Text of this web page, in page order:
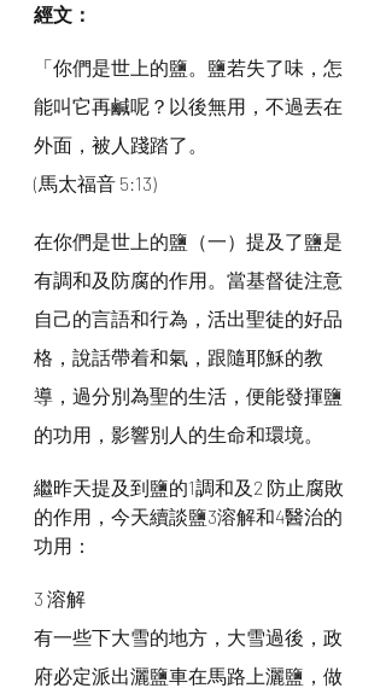
經文：
「你們是世上的鹽。鹽若失了味，怎
能叫它再鹹呢？以後無用，不過丟在
外面，被人踐踏了。
(馬太福音 5:13)
在你們是世上的鹽（一）提及了鹽是
有調和及防腐的作用。當基督徒注意
自己的言語和行為，活出聖徒的好品
格，說話帶着和氣，跟隨耶穌的教
導，過分別為聖的生活，便能發揮鹽
的功用，影響別人的生命和環境。
繼昨天提及到鹽的1調和及2 防止腐敗
的作用，今天續談鹽3溶解和4醫治的
功用：
3 溶解
有一些下大雪的地方，大雪過後，政
府必定派出灑鹽車在馬路上灑鹽，做